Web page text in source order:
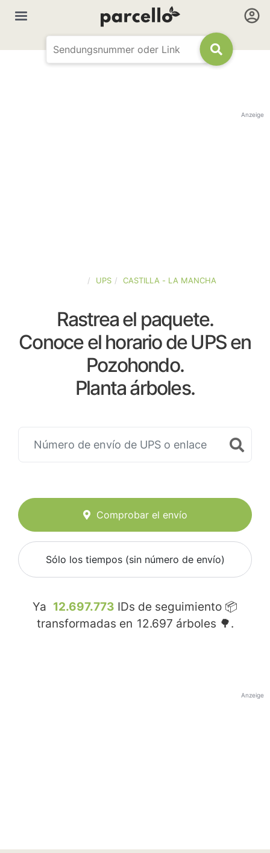
Anzeige
UPS CASTILLA - LA MANCHA
Rastrea el paquete.
Conoce el horario de UPS en
Pozohondo.
Planta árboles.
Comprobar el envío
Sólo los tiempos (sin número de envío)
Ya 12.697.773 IDs de seguimiento 📦
transformadas en 12.697 árboles 🌳.
Anzeige